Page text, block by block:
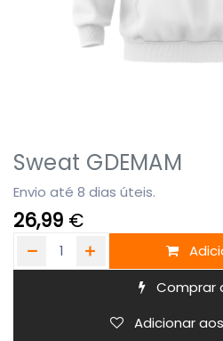
Sweat GDEMAM
Envio até 8 dias úteis.
26,99 €
Comprar
Adicionar